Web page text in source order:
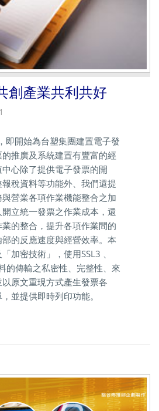
創產業共利共好
即開始為台塑集團建置電子發
推廣及系統建置有豐富的經
心除了提供電子發票的開
稅資料等功能外、我們還提
營業各項作業機能整合之加
立統一發票之作業成本，還
的整合，提升各項作業間的
的反應速度與經營效率。本
加密技術」，使用SSL3 、
的傳輸之私密性、完整性、來
原文重現方式產生發票各
並提供即時列印功能。